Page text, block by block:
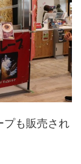
プも販売され